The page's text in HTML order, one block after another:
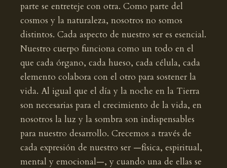
parte se entreteje con otra. Como parte del
cosmos y la naturaleza, nosotros no somos
distintos. Cada aspecto de nuestro ser es esencial.
Nuestro cuerpo funciona como un todo en el
que cada órgano, cada hueso, cada célula, cada
elemento colabora con el otro para sostener la
vida. Al igual que el día y la noche en la Tierra
son necesarias para el crecimiento de la vida, en
nosotros la luz y la sombra son indispensables
para nuestro desarrollo. Crecemos a través de
cada expresión de nuestro ser —física, espiritual,
mental y emocional—, y cuando una de ellas se